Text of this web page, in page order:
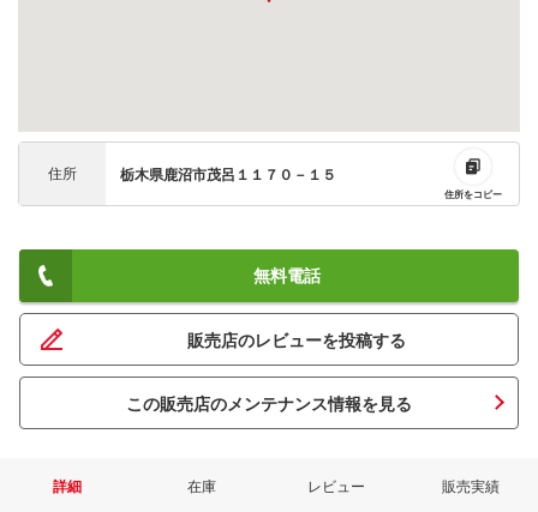
住所 栃木県鹿沼市茂呂１１７０－１５
住所をコピー
無料電話
販売店のレビューを投稿する
この販売店のメンテナンス情報を見る
詳細 在庫 レビュー 販売実績